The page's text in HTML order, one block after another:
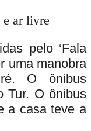
pelo ‘Fala
uma manobra
O ônibus
Tur. O ônibus
a casa teve a